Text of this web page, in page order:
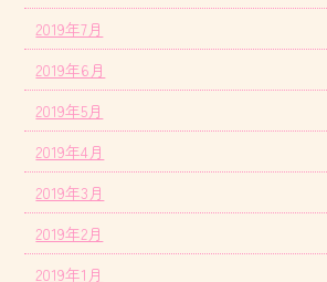
2019年7月
2019年6月
2019年5月
2019年4月
2019年3月
2019年2月
2019年1月